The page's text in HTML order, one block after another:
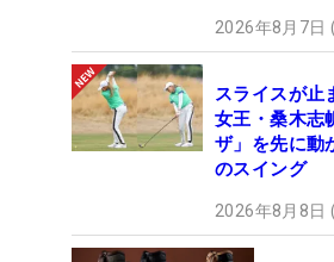
2026年8月7日
スライスが止
女王・桑木志
ザ」を先に
のスイング
2026年8月8日